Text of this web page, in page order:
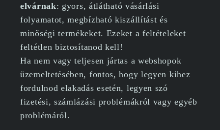
elvárnak: gyors, átlátható vásárlási
folyamatot, megbízható kiszállítást és
minőségi termékeket. Ezeket a feltételeket
feltétlen biztosítanod kell!
Ha nem vagy teljesen jártas a webshopok
üzemeltetésében, fontos, hogy legyen kihez
fordulnod elakadás esetén, legyen szó
fizetési, számlázási problémákról vagy egyéb
problémáról.